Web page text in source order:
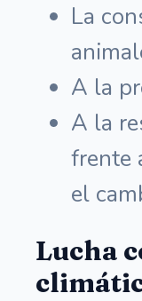
La
A la
A la
frente
el
Lucha